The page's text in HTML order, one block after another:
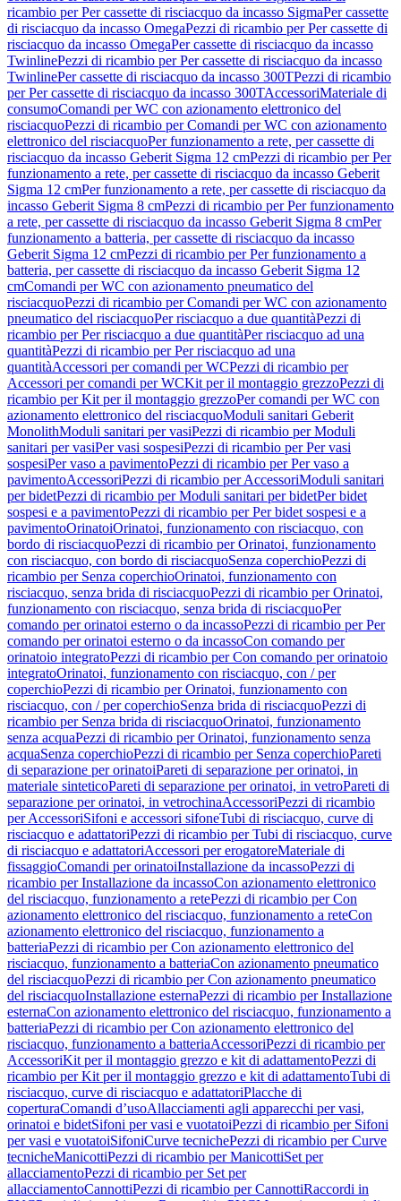
ricambio per Per cassette di risciacquo da incasso SigmaPer cassette
di risciacquo da incasso OmegaPezzi di ricambio per Per cassette di
risciacquo da incasso OmegaPer cassette di risciacquo da incasso
TwinlinePezzi di ricambio per Per cassette di risciacquo da incasso
TwinlinePer cassette di risciacquo da incasso 300TPezzi di ricambio
per Per cassette di risciacquo da incasso 300TAccessoriMateriale di
consumoComandi per WC con azionamento elettronico del
risciacquoPezzi di ricambio per Comandi per WC con azionamento
elettronico del risciacquoPer funzionamento a rete, per cassette di
risciacquo da incasso Geberit Sigma 12 cmPezzi di ricambio per Per
funzionamento a rete, per cassette di risciacquo da incasso Geberit
Sigma 12 cmPer funzionamento a rete, per cassette di risciacquo da
incasso Geberit Sigma 8 cmPezzi di ricambio per Per funzionamento
a rete, per cassette di risciacquo da incasso Geberit Sigma 8 cmPer
funzionamento a batteria, per cassette di risciacquo da incasso
Geberit Sigma 12 cmPezzi di ricambio per Per funzionamento a
batteria, per cassette di risciacquo da incasso Geberit Sigma 12
cmComandi per WC con azionamento pneumatico del
risciacquoPezzi di ricambio per Comandi per WC con azionamento
pneumatico del risciacquoPer risciacquo a due quantitàPezzi di
ricambio per Per risciacquo a due quantitàPer risciacquo ad una
quantitàPezzi di ricambio per Per risciacquo ad una
quantitàAccessori per comandi per WCPezzi di ricambio per
Accessori per comandi per WCKit per il montaggio grezzoPezzi di
ricambio per Kit per il montaggio grezzoPer comandi per WC con
azionamento elettronico del risciacquoModuli sanitari Geberit
MonolithModuli sanitari per vasiPezzi di ricambio per Moduli
sanitari per vasiPer vasi sospesiPezzi di ricambio per Per vasi
sospesiPer vaso a pavimentoPezzi di ricambio per Per vaso a
pavimentoAccessoriPezzi di ricambio per AccessoriModuli sanitari
per bidetPezzi di ricambio per Moduli sanitari per bidetPer bidet
sospesi e a pavimentoPezzi di ricambio per Per bidet sospesi e a
pavimentoOrinatoiOrinatoi, funzionamento con risciacquo, con
bordo di risciacquoPezzi di ricambio per Orinatoi, funzionamento
con risciacquo, con bordo di risciacquoSenza coperchioPezzi di
ricambio per Senza coperchioOrinatoi, funzionamento con
risciacquo, senza brida di risciacquoPezzi di ricambio per Orinatoi,
funzionamento con risciacquo, senza brida di risciacquoPer
comando per orinatoi esterno o da incassoPezzi di ricambio per Per
comando per orinatoi esterno o da incassoCon comando per
orinatoio integratoPezzi di ricambio per Con comando per orinatoio
integratoOrinatoi, funzionamento con risciacquo, con / per
coperchioPezzi di ricambio per Orinatoi, funzionamento con
risciacquo, con / per coperchioSenza brida di risciacquoPezzi di
ricambio per Senza brida di risciacquoOrinatoi, funzionamento
senza acquaPezzi di ricambio per Orinatoi, funzionamento senza
acquaSenza coperchioPezzi di ricambio per Senza coperchioPareti
di separazione per orinatoiPareti di separazione per orinatoi, in
materiale sinteticoPareti di separazione per orinatoi, in vetroPareti di
separazione per orinatoi, in vetrochinaAccessoriPezzi di ricambio
per AccessoriSifoni e accessori sifoneTubi di risciacquo, curve di
risciacquo e adattatoriPezzi di ricambio per Tubi di risciacquo, curve
di risciacquo e adattatoriAccessori per erogatoreMateriale di
fissaggioComandi per orinatoiInstallazione da incassoPezzi di
ricambio per Installazione da incassoCon azionamento elettronico
del risciacquo, funzionamento a retePezzi di ricambio per Con
azionamento elettronico del risciacquo, funzionamento a reteCon
azionamento elettronico del risciacquo, funzionamento a
batteriaPezzi di ricambio per Con azionamento elettronico del
risciacquo, funzionamento a batteriaCon azionamento pneumatico
del risciacquoPezzi di ricambio per Con azionamento pneumatico
del risciacquoInstallazione esternaPezzi di ricambio per Installazione
esternaCon azionamento elettronico del risciacquo, funzionamento a
batteriaPezzi di ricambio per Con azionamento elettronico del
risciacquo, funzionamento a batteriaAccessoriPezzi di ricambio per
AccessoriKit per il montaggio grezzo e kit di adattamentoPezzi di
ricambio per Kit per il montaggio grezzo e kit di adattamentoTubi di
risciacquo, curve di risciacquo e adattatoriPlacche di
coperturaComandi d’usoAllacciamenti agli apparecchi per vasi,
orinatoi e bidetSifoni per vasi e vuotatoiPezzi di ricambio per Sifoni
per vasi e vuotatoiSifoniCurve tecnichePezzi di ricambio per Curve
tecnicheManicottiPezzi di ricambio per ManicottiSet per
allacciamentoPezzi di ricambio per Set per
allacciamentoCannottiPezzi di ricambio per CannottiRaccordi in